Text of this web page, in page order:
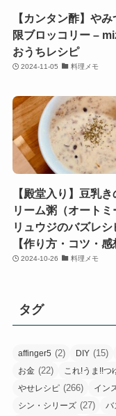
【カンタン酢】や
限ブロッコリー –
おうちレシピ
2024-11-05 料理メモ
【殿堂入り】豆乳き
リーム粥（オートミ
リュウジのバズレシ
【作り方・コツ・感
2024-10-26 料理メモ
タグ
affinger5 (2) DIY (15)
お金 (22) これ!うま!!つ
やせレシピ (266) イン
シン・シリーズ (27) バ